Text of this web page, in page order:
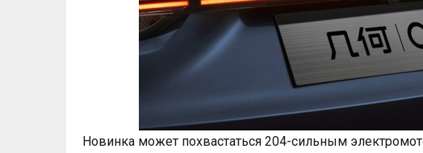
Новинка может похвастаться 204-сильным